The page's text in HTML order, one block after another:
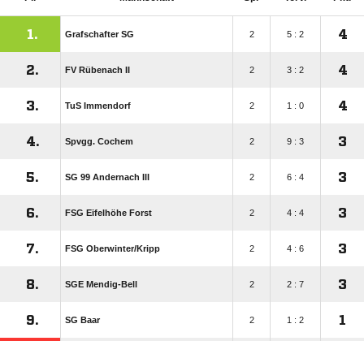
1. Grafschafter SG 2 5 : 2 4
2. FV Rübenach II 2 3 : 2 4
3. TuS Immendorf 2 1 : 0 4
4. Spvgg. Cochem 2 9 : 3 3
5. SG 99 Andernach III 2 6 : 4 3
6. FSG Eifelhöhe Forst 2 4 : 4 3
7. FSG Oberwinter/​Kripp 2 4 : 6 3
8. SGE Mendig-Bell 2 2 : 7 3
9. SG Baar 2 1 : 2 1